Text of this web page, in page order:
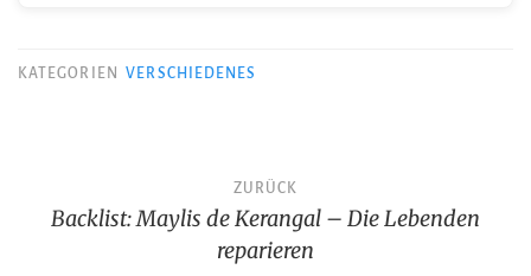
KATEGORIEN VERSCHIEDENES
Beitragsnavigation
ZURÜCK
Backlist: Maylis de Kerangal – Die Lebenden
reparieren